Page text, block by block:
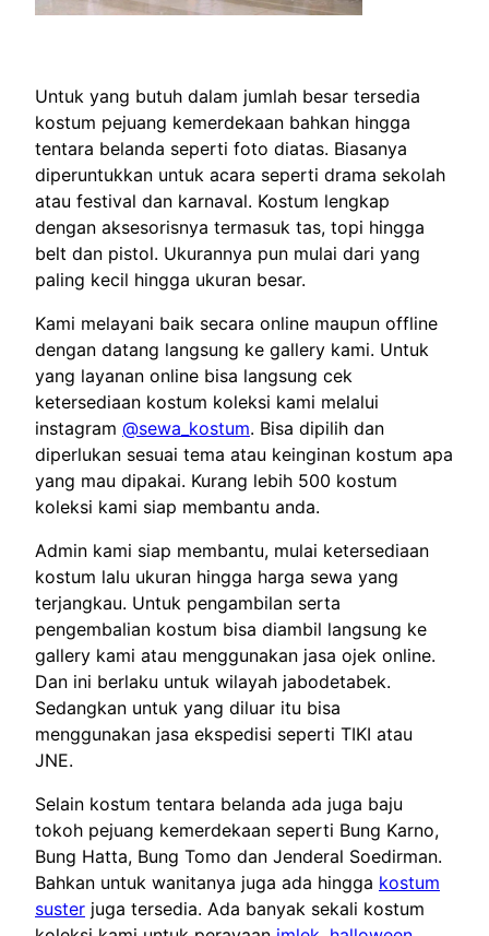
Untuk yang butuh dalam jumlah besar tersedia
kostum pejuang kemerdekaan bahkan hingga
tentara belanda seperti foto diatas. Biasanya
diperuntukkan untuk acara seperti drama sekolah
atau festival dan karnaval. Kostum lengkap
dengan aksesorisnya termasuk tas, topi hingga
belt dan pistol. Ukurannya pun mulai dari yang
paling kecil hingga ukuran besar.
Kami melayani baik secara online maupun offline
dengan datang langsung ke gallery kami. Untuk
yang layanan online bisa langsung cek
ketersediaan kostum koleksi kami melalui
instagram @sewa_kostum. Bisa dipilih dan
diperlukan sesuai tema atau keinginan kostum apa
yang mau dipakai. Kurang lebih 500 kostum
koleksi kami siap membantu anda.
Admin kami siap membantu, mulai ketersediaan
kostum lalu ukuran hingga harga sewa yang
terjangkau. Untuk pengambilan serta
pengembalian kostum bisa diambil langsung ke
gallery kami atau menggunakan jasa ojek online.
Dan ini berlaku untuk wilayah jabodetabek.
Sedangkan untuk yang diluar itu bisa
menggunakan jasa ekspedisi seperti TIKI atau
JNE.
Selain kostum tentara belanda ada juga baju
tokoh pejuang kemerdekaan seperti Bung Karno,
Bung Hatta, Bung Tomo dan Jenderal Soedirman.
Bahkan untuk wanitanya juga ada hingga kostum
suster juga tersedia. Ada banyak sekali kostum